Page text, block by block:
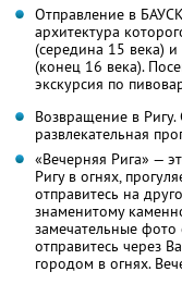
Отправление в
архитектура
(середина 15 века)
(конец 16 века).
экскурсия по
Возвращение в
развлекательная
«Вечерняя Рига» —
Ригу в огнях,
отправитесь на
знаменитому
замечательные
отправитесь через
городом в огнях.